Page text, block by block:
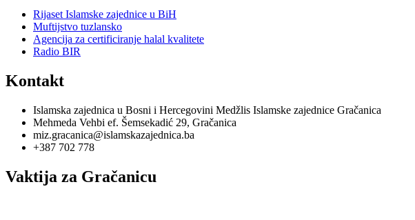
Rijaset Islamske zajednice u BiH
Muftijstvo tuzlansko
Agencija za certificiranje halal kvalitete
Radio BIR
Kontakt
Islamska zajednica u Bosni i Hercegovini Medžlis Islamske zajednice Gračanica
Mehmeda Vehbi ef. Šemsekadić 29, Gračanica
miz.gracanica@islamskazajednica.ba
+387 702 778
Vaktija za Gračanicu